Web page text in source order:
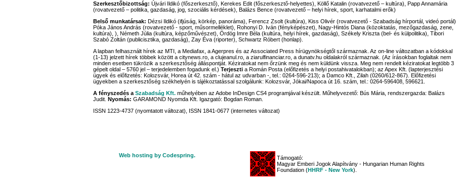
Szerkesztőbizottság: Újvári Ildikó (főszerkesztő), Kerekes Edit (főszerkesztő-helyettes), Köllő Katalin (rovatvezető – kultúra), Papp Annamária
(rovatvezető – politika, gazdaság, jog, szociális kérdések), Balázs Bence (rovatvezető – helyi hírek, sport, karhatalmi erők)
Belső munkatársak: Dézsi Ildikó (ifjúság, körkép, panoráma), Ferencz Zsolt (kultúra), Kiss Olivér (rovatvezető - Szabadság hírportál, videó portál),
Póka János András (rovatvezető - sport, műsormelléklet), Rohonyi D. Iván (fényképészet), Nagy-Hintós Diana (közoktatás, mezőgazdaság, zene,
kultúra), ), Németh Júlia (kultúra, képzőművészet), Ördög Imre Béla (kultúra, helyi hírek, gazdaság), Székely Kriszta (bel- és külpolitika), Tibori
Szabó Zoltán (publicisztika, gazdaság), Zay Éva (riporter), Schwartz Róbert (honlap).
A lapban felhasznált hírek az MTI, a Mediafax, a Agerpres és az Associated Press hírügynökségtől származnak. Az on-line változatban a kódokkal
(1-13) jelzett hírek többek között a citynews.ro, a clujeanul.ro, a ziarulfinanciar.ro, a dunatv.hu oldalakról származnak. (Az írásokban foglaltak nem
minden esetben tükrözik a szerkesztőség álláspontját. Kéziratokat nem őrzünk meg és nem küldünk vissza. Meg nem rendelt kéziratokat legtöbb 3
gépelt oldal – 5760 jel – terjedelemben fogadunk el.) Terjeszti a Román Posta (előfizetés a helyi postahivatalokban); az Apex Kft. (lapterjesztési
ügyek és előfizetés: Kolozsvár, Horea út 42. szám - hátul az udvarban -, tel.: 0264-596-213); a Damco Kft., Zilah (0260/612-867). Előfizetési
ügyekben a szerkesztőség székhelyén is tájékoztatással szolgálunk: Kolozsvár, Jókai/Napoca út 16. szám, tel.: 0264-596408, 596621.
A fényszedés a Szabadság Kft. műhelyében az Adobe InDesign CS4 programjával készült. Műhelyvezető: Bús Mária, rendszergazda: Balázs
Judit.
Nyomás: GARAMOND Nyomda Kft. Igazgató: Bogdan Roman.
ISSN 1223-4737 (nyomtatott változat), ISSN 1841-0677 (internetes változat)
Web hosting by Codespring.
Támogató:
Magyar Emberi Jogok Alapítvány - Hungarian Human Rights
Foundation (HHRF - New York).